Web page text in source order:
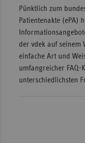
Pünktlich zum
Patientenakte (ePA)
der vdek auf seinem
einfache Art und
umfangreicher
unterschiedlichsten